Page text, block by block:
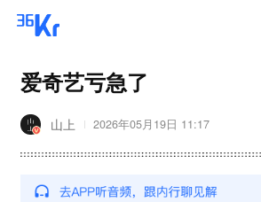
爱奇艺亏急了
山上 2026年05月19日 11:17